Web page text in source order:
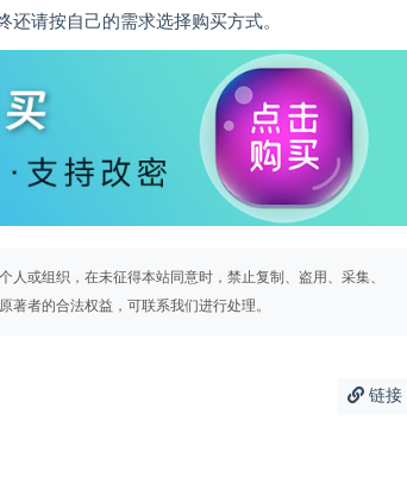
请按自己的需求选择购买方式。
或组织，在未征得本站同意时，禁止复制、盗用、采集、
著者的合法权益，可联系我们进行处理。
链接